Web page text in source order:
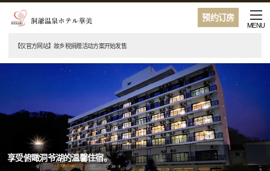
预约订房
MENU
【仅官方网站】故乡税捐赠活动方案开始发售
享受俯瞰洞爷湖的温馨住宿。